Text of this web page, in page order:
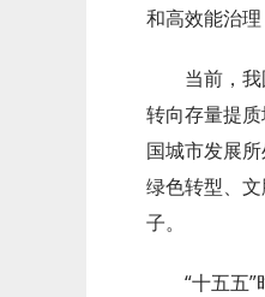
和高效能治
当前，
转向存量提
国城市发展
绿色转型、
子。
“十五五